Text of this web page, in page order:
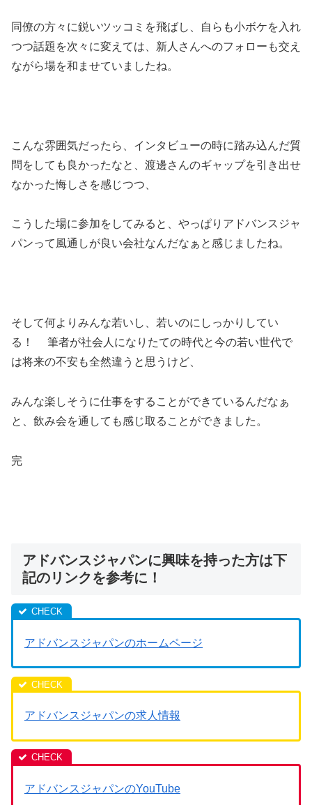
同僚の方々に鋭いツッコミを飛ばし、自らも小ボケを入れ
つつ話題を次々に変えては、新人さんへのフォローも交え
ながら場を和ませていましたね。
こんな雰囲気だったら、インタビューの時に踏み込んだ質
問をしても良かったなと、渡邊さんのギャップを引き出せ
なかった悔しさを感じつつ、
こうした場に参加をしてみると、やっぱりアドバンスジャ
パンって風通しが良い会社なんだなぁと感じましたね。
そして何よりみんな若いし、若いのにしっかりしてい
る！ 筆者が社会人になりたての時代と今の若い世代で
は将来の不安も全然違うと思うけど、
みんな楽しそうに仕事をすることができているんだなぁ
と、飲み会を通しても感じ取ることができました。
完
アドバンスジャパンに興味を持った方は下
記のリンクを参考に！
アドバンスジャパンのホームページ
アドバンスジャパンの求人情報
アドバンスジャパンのYouTube